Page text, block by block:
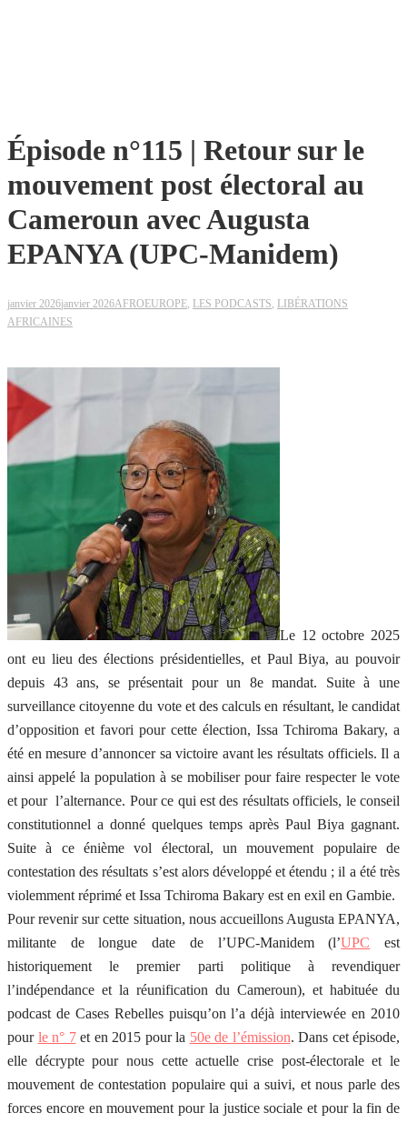
Épisode n°115 | Retour sur le
mouvement post électoral au
Cameroun avec Augusta
EPANYA (UPC-Manidem)
janvier 2026janvier 2026AFROEUROPE, LES PODCASTS, LIBÉRATIONS
AFRICAINES
Le 12 octobre 2025
ont eu lieu des élections présidentielles, et Paul Biya, au pouvoir
depuis 43 ans, se présentait pour un 8e mandat. Suite à une
surveillance citoyenne du vote et des calculs en résultant, le candidat
d’opposition et favori pour cette élection, Issa Tchiroma Bakary, a
été en mesure d’annoncer sa victoire avant les résultats officiels. Il a
ainsi appelé la population à se mobiliser pour faire respecter le vote
et pour l’alternance. Pour ce qui est des résultats officiels, le conseil
constitutionnel a donné quelques temps après Paul Biya gagnant.
Suite à ce énième vol électoral, un mouvement populaire de
contestation des résultats s’est alors développé et étendu ; il a été très
violemment réprimé et Issa Tchiroma Bakary est en exil en Gambie.
Pour revenir sur cette situation, nous accueillons Augusta EPANYA,
militante de longue date de l’UPC-Manidem (l’UPC est
historiquement le premier parti politique à revendiquer
l’indépendance et la réunification du Cameroun), et habituée du
podcast de Cases Rebelles puisqu’on l’a déjà interviewée en 2010
pour le n° 7et en 2015 pour la 50e de l’émission. Dans cet épisode,
elle décrypte pour nous cette actuelle crise post-électorale et le
mouvement de contestation populaire qui a suivi, et nous parle des
forces encore en mouvement pour la justice sociale et pour la fin de